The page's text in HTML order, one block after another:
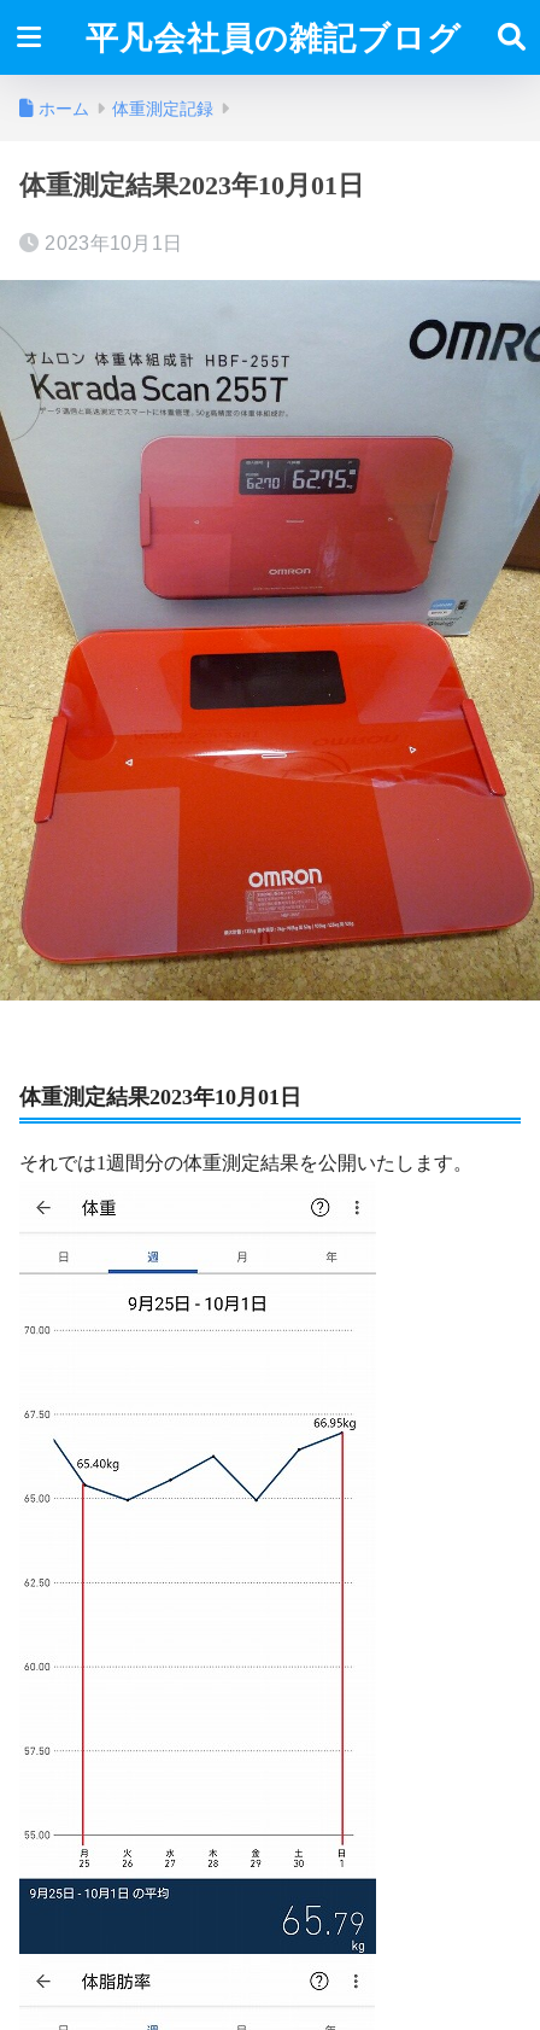
平凡会社員の雑記ブログ
ホーム 体重測定記録
体重測定結果2023年10月01日
2023年10月1日
体重測定結果2023年10月01日
それでは1週間分の体重測定結果を公開いたします。